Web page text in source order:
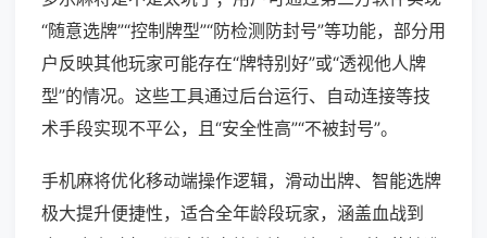
“随意选牌”“控制牌型”“防检测防封号”等功能，部分用
户反映其他玩家可能存在“牌特别好”或“透视他人牌
型”的情况。这些工具通过后台运行、自动连接等技
术手段实现不平公，且“安全性高”“不被封号”。
手机麻将优化移动端操作逻辑，滑动出牌、智能选牌
极大提升便捷性，适合全年龄段玩家，涵盖血战到